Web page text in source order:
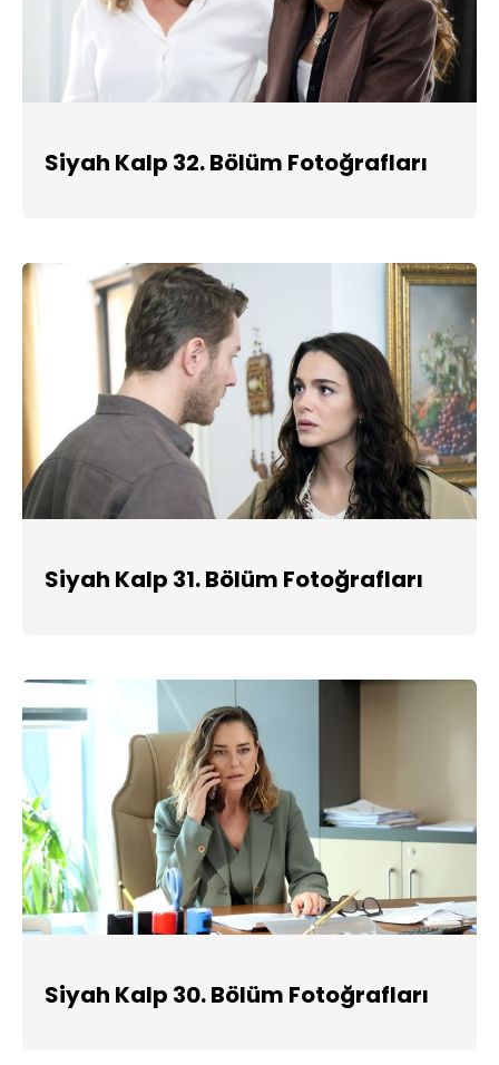
Siyah Kalp 32. Bölüm Fotoğrafları
Siyah Kalp 31. Bölüm Fotoğrafları
Siyah Kalp 30. Bölüm Fotoğrafları